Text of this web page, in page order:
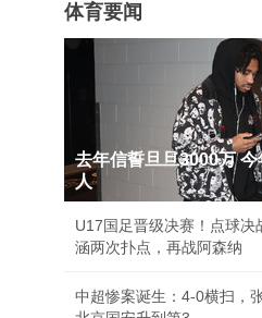
体育要闻
去年信誓旦旦3000万
人
U17国足晋级决赛！点球决
涵两次扑点，再战阿森纳
中超惨案诞生：4-0横扫，